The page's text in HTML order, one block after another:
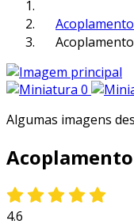
Algumas imagens
Acoplamento
4.6